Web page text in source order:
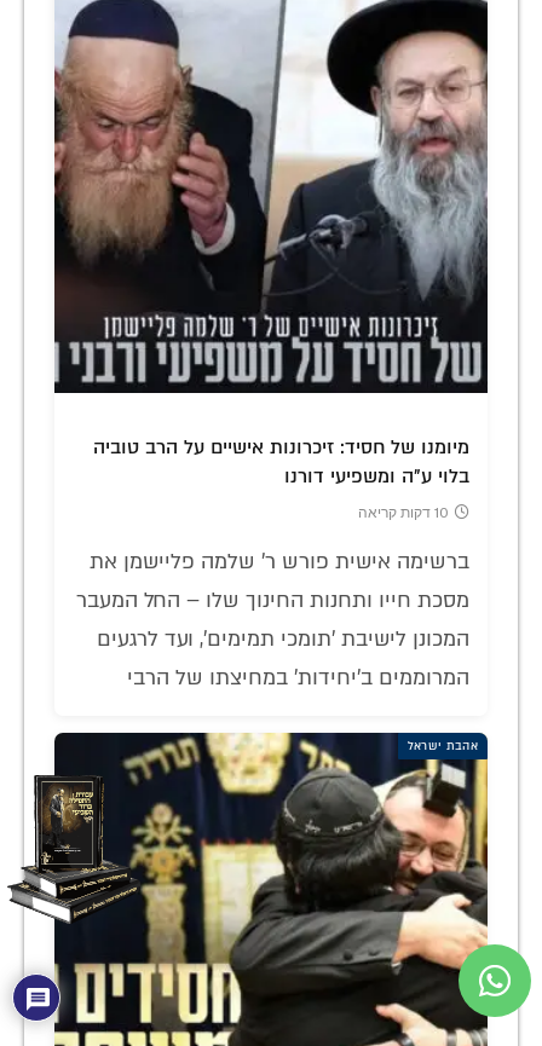
מיומנו של חסיד: זיכרונות אישיים על הרב טוביה
בלוי ע"ה ומשפיעי דורנו
10 דקות קריאה
ברשימה אישית פורש ר' שלמה פליישמן את
מסכת חייו ותחנות החינוך שלו – החל המעבר
המכונן לישיבת 'תומכי תמימים', ועד לרגעים
המרוממים ב'יחידות' במחיצתו של הרבי
אהבת ישראל